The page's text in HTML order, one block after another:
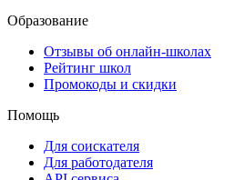
Образование
Отзывы об онлайн-школах
Рейтинг школ
Промокоды и скидки
Помощь
Для соискателя
Для работодателя